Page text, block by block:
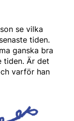
se vilka
tiden.
ganska bra
tiden. Är det
varför han